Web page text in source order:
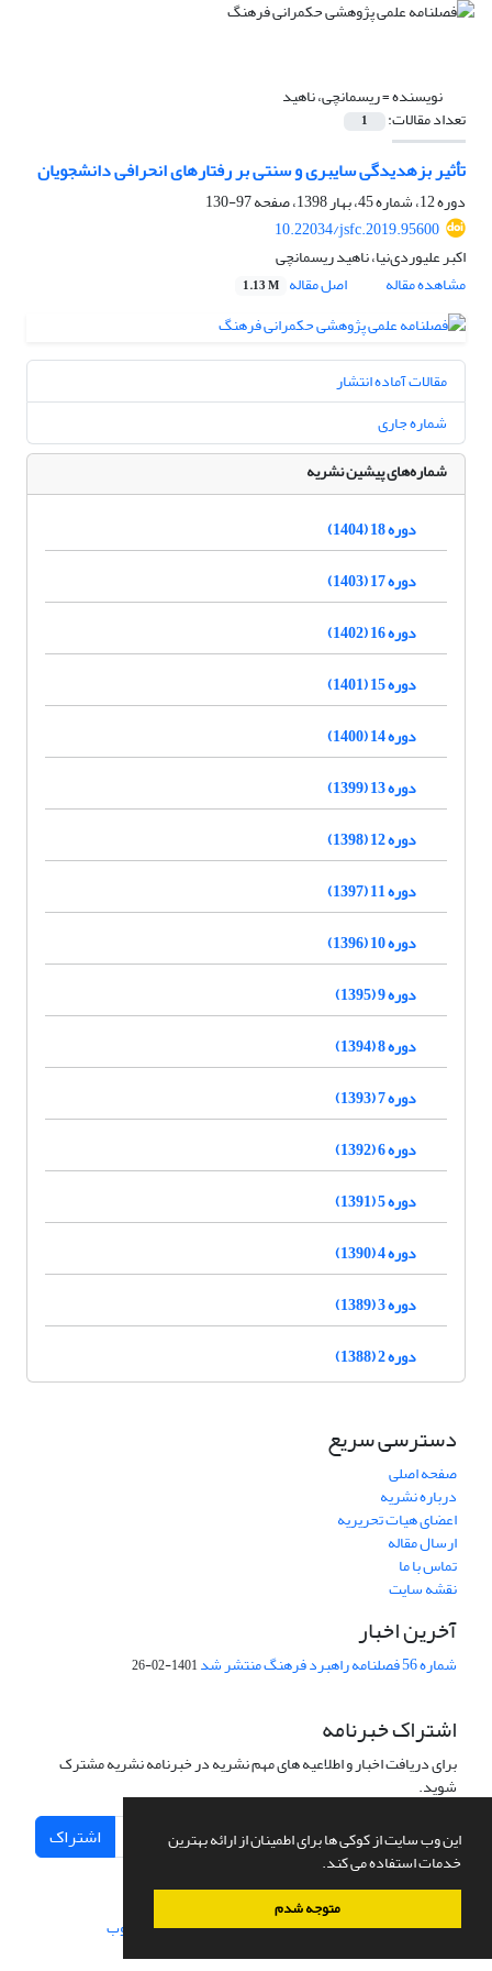
این وب سایت از کوکی ها برای اطمینان از ارائه بهترین
خدمات استفاده می کند.
متوجه شدم
نویسنده =ریسمانچی، ناهید
تعداد مقالات: 1
تأثیر بزهدیدگی سایبری و سنتی بر رفتارهای انحرافی دانشجویان
دوره 12، شماره 45، بهار 1398، صفحه
97-130
10.22034/jsfc.2019.95600
اکبر علیوردی‌نیا، ناهید ریسمانچی
مشاهده مقاله
اصل مقاله 1.13 M
مقالات آماده انتشار
شماره جاری
شماره‌های پیشین نشریه
دوره 18 (1404)
دوره 17 (1403)
دوره 16 (1402)
دوره 15 (1401)
دوره 14 (1400)
دوره 13 (1399)
دوره 12 (1398)
دوره 11 (1397)
دوره 10 (1396)
دوره 9 (1395)
دوره 8 (1394)
دوره 7 (1393)
دوره 6 (1392)
دوره 5 (1391)
دوره 4 (1390)
دوره 3 (1389)
دوره 2 (1388)
دسترسی سریع
صفحه اصلی
درباره نشریه
اعضای هیات تحریریه
ارسال مقاله
تماس با ما
نقشه سایت
آخرین اخبار
شماره 56 فصلنامه راهبرد فرهنگ منتشر شد 1401-02-26
اشتراک خبرنامه
برای دریافت اخبار و اطلاعیه های مهم نشریه در خبرنامه نشریه مشترک
شوید.
اشتراک
سامانه مدیریت نشریات علمی.طراحی و پیاده سازی از سیناوب